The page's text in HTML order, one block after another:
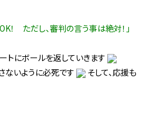
！ ただし、審判の言う事は絶対！」
トにボールを返していきます
ないように必死です
そして、応援も